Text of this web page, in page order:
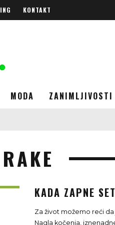
KONTAKT
MODA ZANIMLJIVOSTI
KADA ZAPNE
Za život možemo reći
Nagla kočenja,